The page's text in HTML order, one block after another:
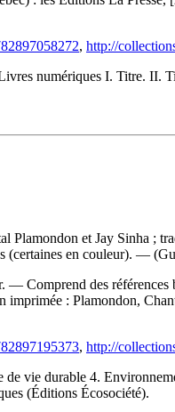
, http://
numériques I. Titre. II.
Plamondon et Jay Sinha ;
(certaines en couleur). —
Comprend des
imprimée : Plamondon,
, http://
vie durable 4.
(Éditions Écosociété).